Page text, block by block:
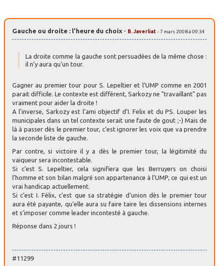
Gauche ou droite : l’heure du choix - B. Javerliat - 7 mars 2008 à 09:34
La droite comme la gauche sont persuadées de la même chose :
il n’y aura qu’un tour.
Gagner au premier tour pour S. Lepeltier et l’UMP comme en 2001
parait difficile. Le contexte est différent, Sarkozy ne "travaillant" pas
vraiment pour aider la droite !
A l’inverse, Sarkozy est l’ami objectif d’I. Felix et du PS. Louper les
municipales dans un tel contexte serait une faute de gout ;-) Mais de
là à passer dès le premier tour, c’est ignorer les voix que va prendre
la seconde liste de gauche.
Par contre, si victoire il y a dès le premier tour, la légitimité du
vaiqueur sera incontestable.
Si c’est S. Lepeltier, cela signifiera que les Berruyers on choisi
l’homme et son bilan malgré son appartenance à l’UMP, ce qui est un
vrai handicap actuellement.
Si c’est I. Félix, c’est que sa stratégie d’union dès le premier tour
aura été payante, qu’elle aura su faire taire les dissensions internes
et s’imposer comme leader incontesté à gauche.
Réponse dans 2 jours !
#11299